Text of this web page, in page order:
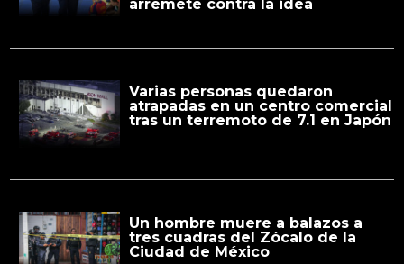
arremete contra la idea
Varias personas quedaron
atrapadas en un centro comercial
tras un terremoto de 7.1 en Japón
Un hombre muere a balazos a
tres cuadras del Zócalo de la
Ciudad de México